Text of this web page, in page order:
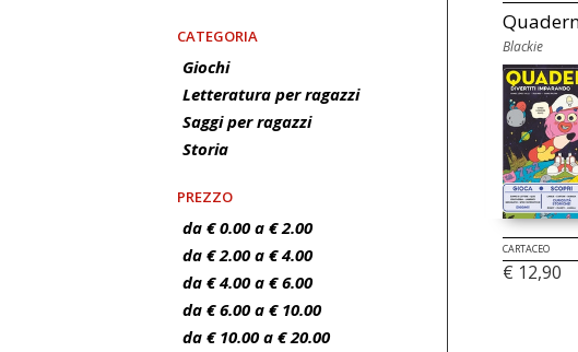
CATEGORIA
Giochi
Letteratura per ragazzi
Saggi per ragazzi
Storia
PREZZO
da € 0.00 a € 2.00
da € 2.00 a € 4.00
da € 4.00 a € 6.00
da € 6.00 a € 10.00
da € 10.00 a € 20.00
Blackie
CARTACEO
€ 12,90